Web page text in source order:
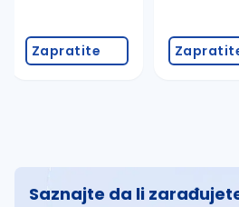
Zapratite
Saznajte da li